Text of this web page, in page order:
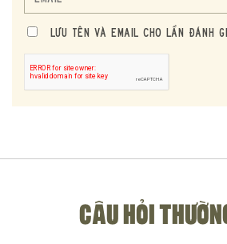
SỰ KẾT HỢP TINH TẾ GIỮA CREAM
BARRIQUES
những nốt gia vị đặc trưng.
Lưu Tên và Email cho lần đánh
CÂU HỎI